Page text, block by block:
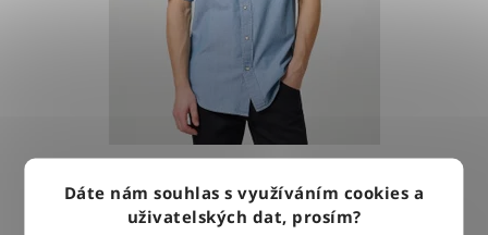
Dáte nám souhlas s využíváním cookies a
uživatelských dat, prosím?